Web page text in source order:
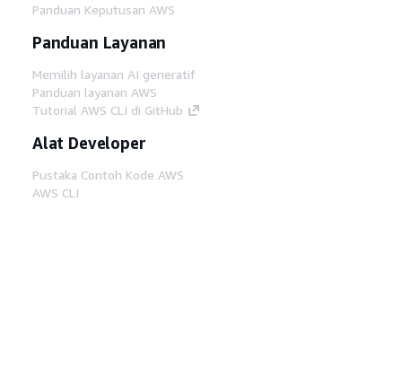
Panduan Keputusan AWS
Panduan Layanan
Memilih layanan AI generatif
Panduan layanan AWS
Tutorial AWS CLI di GitHub
Alat Developer
Pustaka Contoh Kode AWS
AWS CLI